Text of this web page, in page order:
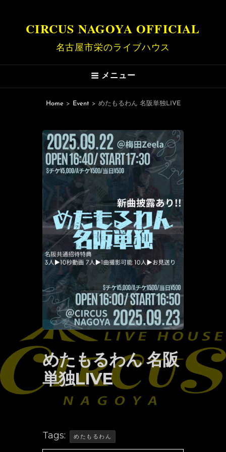
CIRCUS NAGOYA OFFICIAL
名古屋市栄のライブハウス
メニュー
Home > Event > めたもるわん 名阪単独LIVE
めたもるわん 名阪
単独LIVE
Tags: めたもるわん